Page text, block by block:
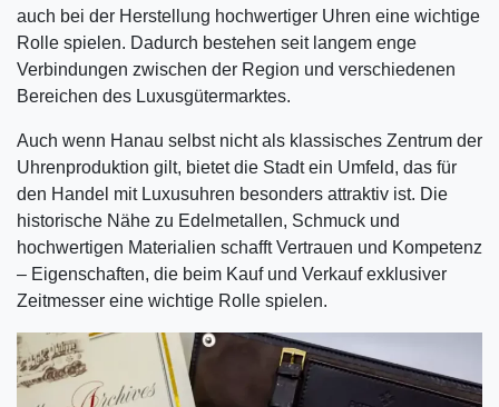
auch bei der Herstellung hochwertiger Uhren eine wichtige
Rolle spielen. Dadurch bestehen seit langem enge
Verbindungen zwischen der Region und verschiedenen
Bereichen des Luxusgütermarktes.
Auch wenn Hanau selbst nicht als klassisches Zentrum der
Uhrenproduktion gilt, bietet die Stadt ein Umfeld, das für
den Handel mit Luxusuhren besonders attraktiv ist. Die
historische Nähe zu Edelmetallen, Schmuck und
hochwertigen Materialien schafft Vertrauen und Kompetenz
– Eigenschaften, die beim Kauf und Verkauf exklusiver
Zeitmesser eine wichtige Rolle spielen.